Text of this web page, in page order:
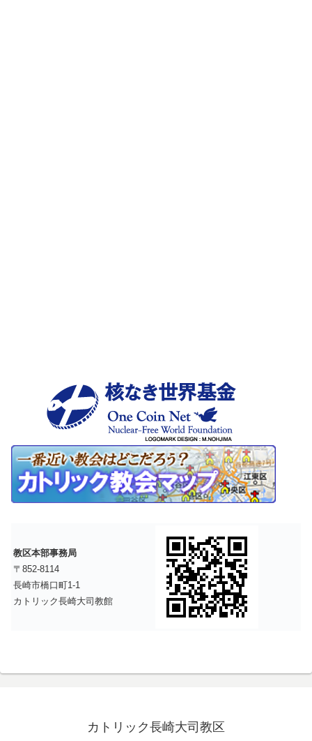
教区本部事務局
〒852-8114
長崎市橋口町1-1
カトリック長崎大司教館
カトリック長崎大司教区